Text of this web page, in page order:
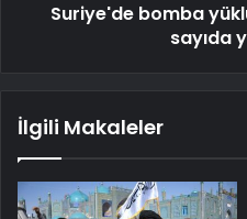
Suriye'de bomba
sayıda
İlgili Makaleler